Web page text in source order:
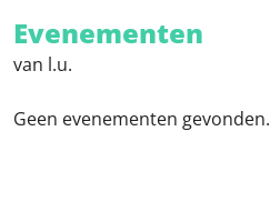
Evenementen
van l.u.
Geen evenementen gevonden.